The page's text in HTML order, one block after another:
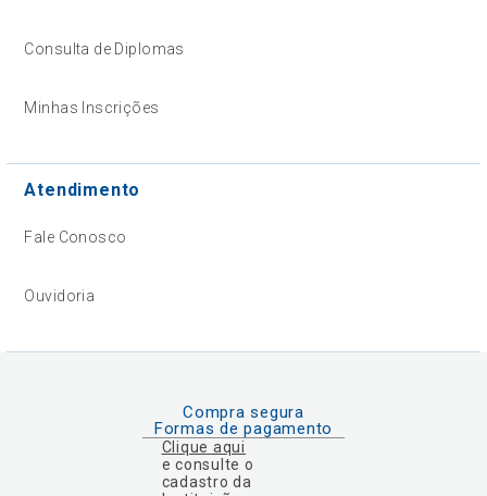
Consulta de Diplomas
Minhas Inscrições
Atendimento
Fale Conosco
Ouvidoria
Compra segura
Formas de pagamento
Clique aqui
e consulte o
cadastro da